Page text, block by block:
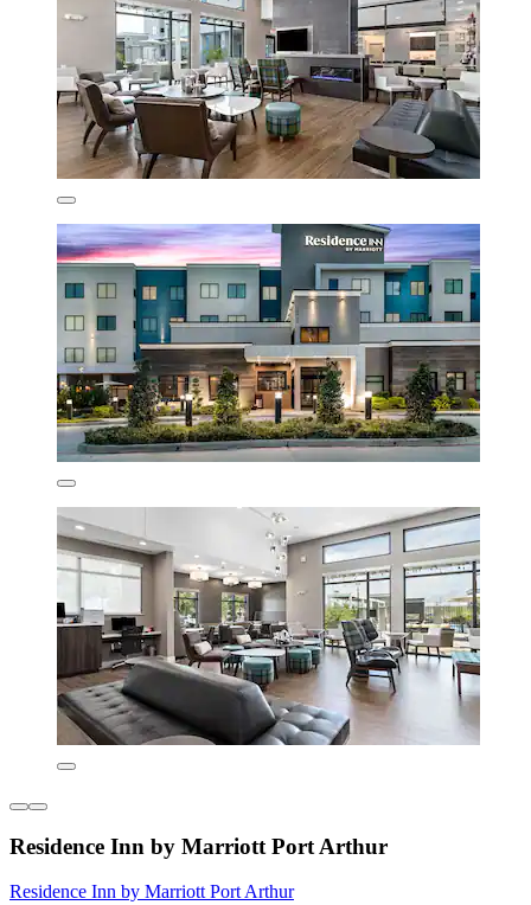
Residence Inn by Marriott Port Arthur
Residence Inn by Marriott Port Arthur